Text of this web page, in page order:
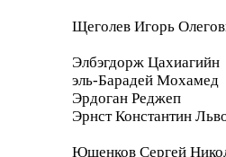
Щеголев Игорь
Элбэгдорж Цахиагийн
эль-Барадей Мохамед
Эрдоган Реджеп
Эрнст Константин
Юшенков Сергей